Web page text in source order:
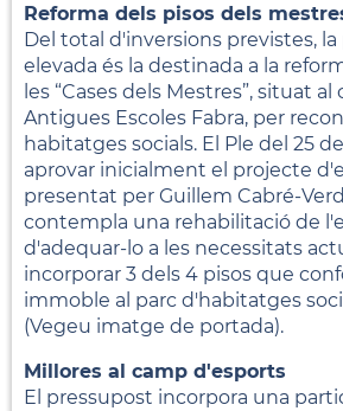
Reforma dels pisos dels
Del total d'inversions previstes,
elevada és la destinada a la
les “Cases dels Mestres”, situat
Antigues Escoles Fabra, per
habitatges socials. El Ple del 25
aprovar inicialment el projecte
presentat per Guillem Cabré-
contempla una rehabilitació de
d'adequar-lo a les necessitats
incorporar 3 dels 4 pisos que
immoble al parc d'habitatges
(Vegeu imatge de portada).
Millores al camp d'esports
El pressupost incorpora una